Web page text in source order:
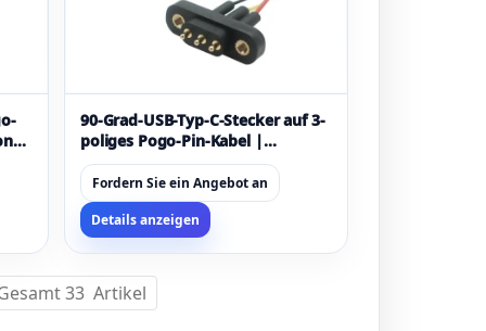
90-Grad-USB-Typ-C-Stecker auf 3-
poliges Pogo-Pin-Kabel |
Hersteller von
kundenspezifischen Pogo-Pin-
Anschlusskabeln
Fordern Sie ein Angebot an
Details anzeigen
33 Artikel